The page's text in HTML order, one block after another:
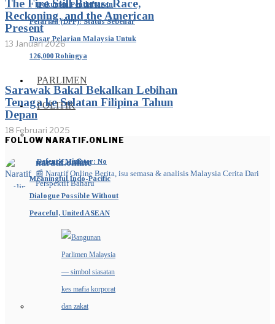
Dokumen Pendaftaran
Pelarian (DPP): Status Sebenar
Dasar Pelarian Malaysia Untuk
126,000 Rohingya
PARLIMEN
POLITIK
Defence Minister: No
Meaningful Indo-Pacific
Dialogue Possible Without
Peaceful, United ASEAN
The Fire Still Burns: Race,
Reckoning, and the American
Present
13 Januari 2026
Sarawak Bakal Bekalkan Lebihan
Tenaga ke Selatan Filipina Tahun
Depan
18 Februari 2025
FOLLOW NARATIF.ONLINE
naratif.online
📰 Naratif Online Berita, isu semasa & analisis Malaysia Cerita Dari
Perspektif Baharu